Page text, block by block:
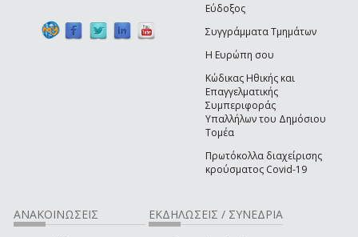
Εύδοξος
Συγγράμματα Τμημάτων
Η Ευρώπη σου
Κώδικας Ηθικής και
Επαγγελματικής
Συμπεριφοράς
Υπαλλήλων του Δημόσιου
Τομέα
Πρωτόκολλα διαχείρισης
κρούσματος Covid-19
ΑΝΑΚΟΙΝΩΣΕΙΣ ΕΚΔΗΛΩΣΕΙΣ / ΣΥΝΕΔΡΙΑ